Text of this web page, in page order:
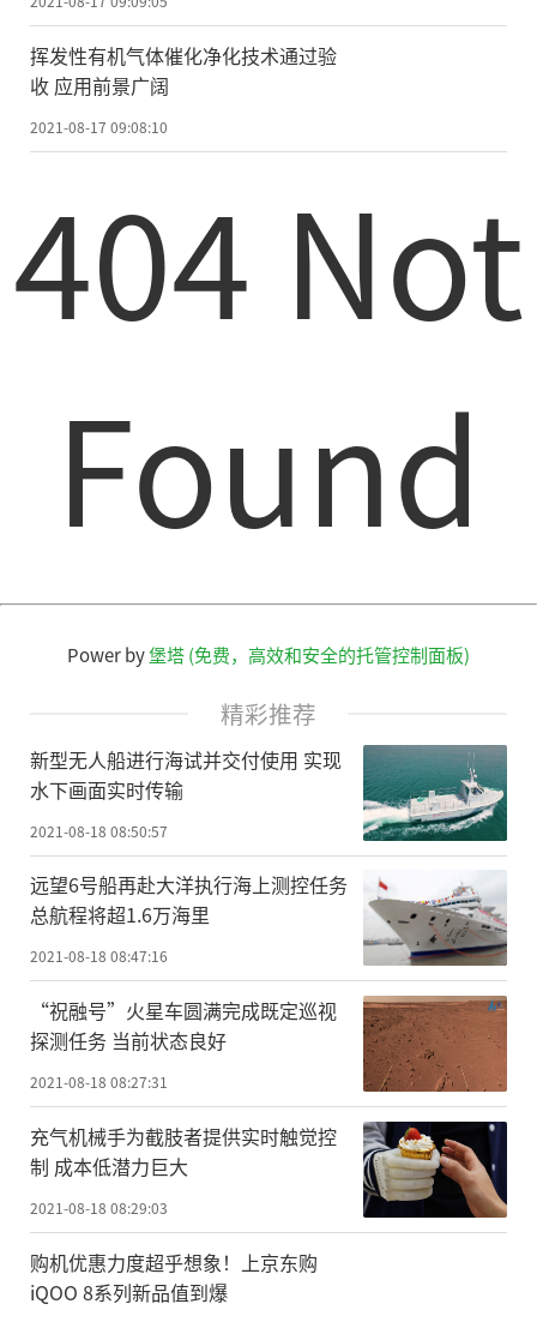
挥发性有机气体催化净化技术通过验
收 应用前景广阔
2021-08-17 09:08:10
404 Not
Found
Power by堡塔 (免费，高效和安全的托管控制面板)
精彩推荐
新型无人船进行海试并交付使用 实现
水下画面实时传输
2021-08-18 08:50:57
远望6号船再赴大洋执行海上测控任务
总航程将超1.6万海里
2021-08-18 08:47:16
“祝融号”火星车圆满完成既定巡视
探测任务 当前状态良好
2021-08-18 08:27:31
充气机械手为截肢者提供实时触觉控
制 成本低潜力巨大
2021-08-18 08:29:03
购机优惠力度超乎想象！上京东购
iQOO 8系列新品值到爆